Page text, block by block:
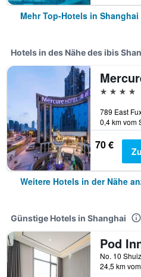
Mehr Top-Hotels in Shanghai
Hotels in des Nähe des ibis
4 Sterne
0,4 km vom
70 €
Weitere Hotels in der Nähe
Günstige Hotels in Shanghai
24,5 km